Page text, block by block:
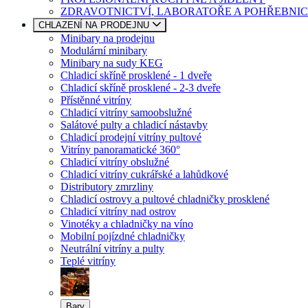
ZDRAVOTNICTVÍ, LABORATOŘE A
CHLAZENÍ NA PRODEJNU
Minibary na prodejnu
Modulární minibary
Minibary na sudy KEG
Chladicí skříně prosklené - 1 dveře
Chladicí skříně prosklené - 2-3 dveře
Přístěnné vitríny
Chladicí vitríny samoobslužné
Salátové pulty a chladicí nástavby
Chladicí prodejní vitríny pultové
Vitríny panoramatické 360°
Chladicí vitríny obslužné
Chladicí vitríny cukrářské a lahůdkové
Distributory zmrzliny
Chladicí ostrovy a pultové chladničky prosklené
Chladicí vitríny nad ostrov
Vinotéky a chladničky na víno
Mobilní pojízdné chladničky
Neutrální vitríny a pulty
Teplé vitríny